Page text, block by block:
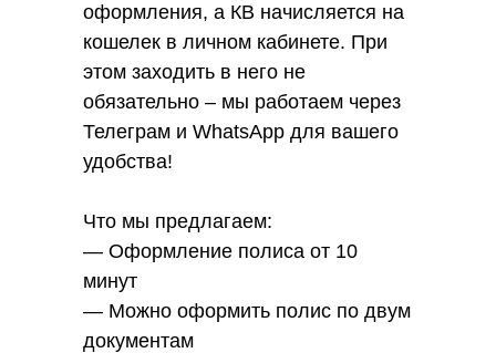
оформления, а КВ начисляется на
кошелек в личном кабинете. При
этом заходить в него не
обязательно – мы работаем через
Телеграм и WhatsАpp для вашего
удобства!
Что мы предлагаем:
— Оформление полиса от 10
минут
— Можно оформить полис по двум
документам